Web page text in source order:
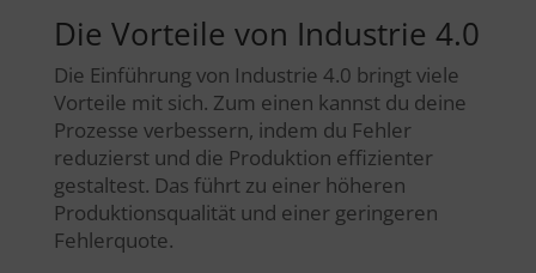
Die Vorteile von Industrie 4.0
Die Einführung von Industrie 4.0 bringt viele
Vorteile mit sich. Zum einen kannst du deine
Prozesse verbessern, indem du Fehler
reduzierst und die Produktion effizienter
gestaltest. Das führt zu einer höheren
Produktionsqualität und einer geringeren
Fehlerquote.